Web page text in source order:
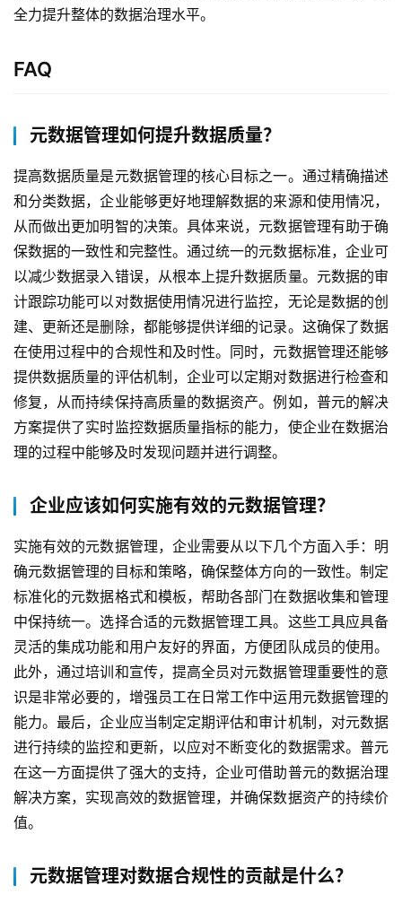
全力提升整体的数据治理水平。
FAQ
元数据管理如何提升数据质量？
提高数据质量是元数据管理的核心目标之一。通过精确描述
和分类数据，企业能够更好地理解数据的来源和使用情况，
从而做出更加明智的决策。具体来说，元数据管理有助于确
保数据的一致性和完整性。通过统一的元数据标准，企业可
以减少数据录入错误，从根本上提升数据质量。元数据的审
计跟踪功能可以对数据使用情况进行监控，无论是数据的创
建、更新还是删除，都能够提供详细的记录。这确保了数据
在使用过程中的合规性和及时性。同时，元数据管理还能够
提供数据质量的评估机制，企业可以定期对数据进行检查和
修复，从而持续保持高质量的数据资产。例如，普元的解决
方案提供了实时监控数据质量指标的能力，使企业在数据治
理的过程中能够及时发现问题并进行调整。
企业应该如何实施有效的元数据管理？
实施有效的元数据管理，企业需要从以下几个方面入手：明
确元数据管理的目标和策略，确保整体方向的一致性。制定
标准化的元数据格式和模板，帮助各部门在数据收集和管理
中保持统一。选择合适的元数据管理工具。这些工具应具备
灵活的集成功能和用户友好的界面，方便团队成员的使用。
此外，通过培训和宣传，提高全员对元数据管理重要性的意
识是非常必要的，增强员工在日常工作中运用元数据管理的
能力。最后，企业应当制定定期评估和审计机制，对元数据
进行持续的监控和更新，以应对不断变化的数据需求。普元
在这一方面提供了强大的支持，企业可借助普元的数据治理
解决方案，实现高效的数据管理，并确保数据资产的持续价
值。
元数据管理对数据合规性的贡献是什么？